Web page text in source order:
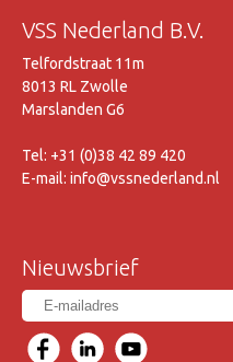
VSS Nederland B.V.
Telfordstraat 11m
8013 RL Zwolle
Marslanden G6
Tel: +31 (0)38 42 89 420
E-mail: info@vssnederland.nl
Nieuwsbrief